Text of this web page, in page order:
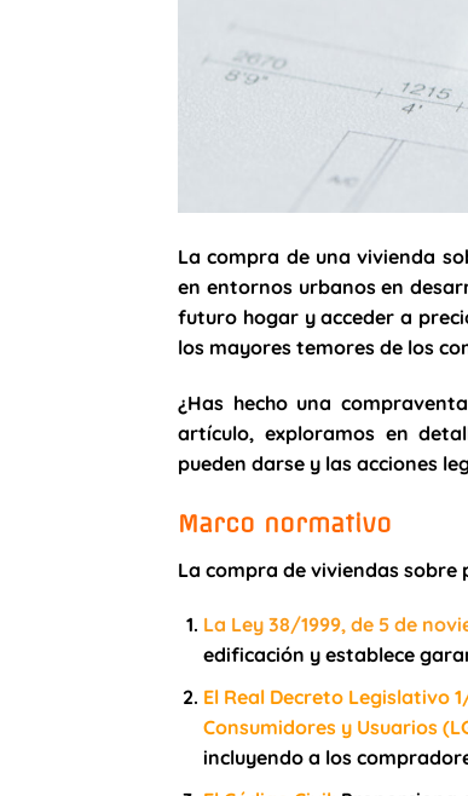
La compra de una vivienda
en entornos urbanos en
futuro hogar y acceder a
los mayores temores de los
¿Has hecho una
artículo, exploramos en
pueden darse y las acciones
Marco normativo
La compra de viviendas
La Ley 38/1999, de 5 de
edificación y establece
El Real Decreto Legislativo
Consumidores y Usuarios
incluyendo a los